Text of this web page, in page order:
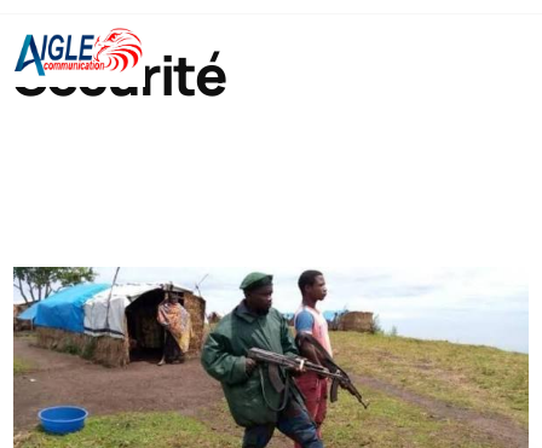
Sécurité